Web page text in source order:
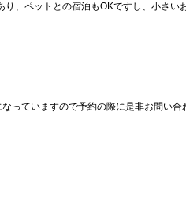
、ペットとの宿泊もOKですし、小さい
っていますので予約の際に是非お問い合